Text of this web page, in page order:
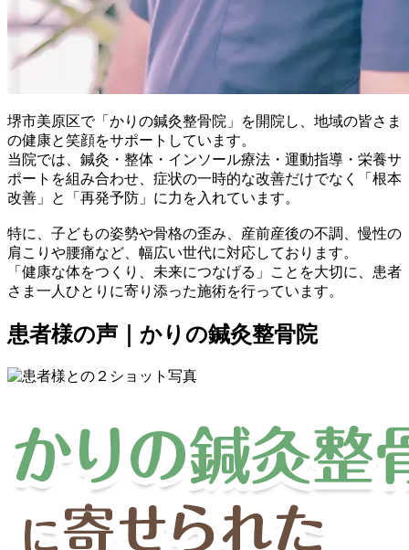
堺市美原区で「かりの鍼灸整骨院」を開院し、地域の皆さま
の健康と笑顔をサポートしています。
当院では、鍼灸・整体・インソール療法・運動指導・栄養サ
ポートを組み合わせ、症状の一時的な改善だけでなく「根本
改善」と「再発予防」に力を入れています。
特に、子どもの姿勢や骨格の歪み、産前産後の不調、慢性の
肩こりや腰痛など、幅広い世代に対応しております。
「健康な体をつくり、未来につなげる」ことを大切に、患者
さま一人ひとりに寄り添った施術を行っています。
患者様の声｜かりの鍼灸整骨院